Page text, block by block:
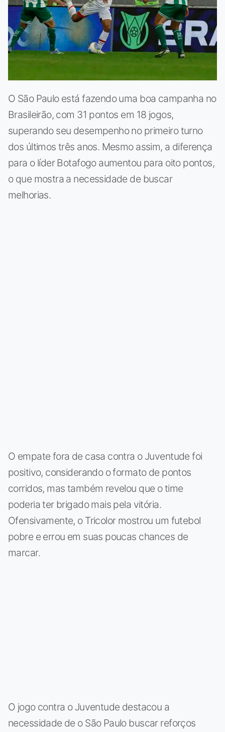
O São Paulo está fazendo uma boa campanha no
Brasileirão, com 31 pontos em 18 jogos,
superando seu desempenho no primeiro turno
dos últimos três anos. Mesmo assim, a diferença
para o líder Botafogo aumentou para oito pontos,
o que mostra a necessidade de buscar
melhorias.
O empate fora de casa contra o Juventude foi
positivo, considerando o formato de pontos
corridos, mas também revelou que o time
poderia ter brigado mais pela vitória.
Ofensivamente, o Tricolor mostrou um futebol
pobre e errou em suas poucas chances de
marcar.
O jogo contra o Juventude destacou a
necessidade de o São Paulo buscar reforços